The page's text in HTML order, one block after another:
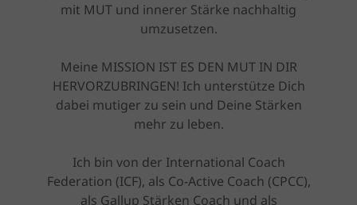
mit MUT und innerer Stärke nachhaltig
umzusetzen.
Meine MISSION IST ES DEN MUT IN DIR
HERVORZUBRINGEN! Ich unterstütze Dich
dabei mutiger zu sein und Deine Stärken
mehr zu leben.
Ich bin von der International Coach
Federation (ICF), als Co-Active Coach (CPCC),
als Gallup Stärken Coach und als